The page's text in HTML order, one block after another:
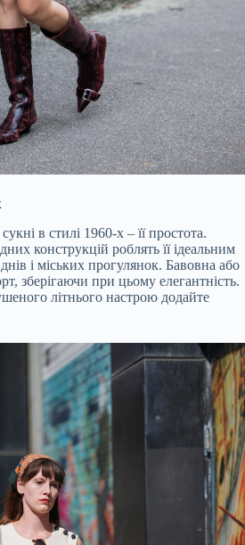
в стилі 1960-х – її простота.
конструкцій роблять її ідеальним
і міських прогулянок. Бавовна або
зберігаючи при цьому елегантність.
літнього настрою додайте